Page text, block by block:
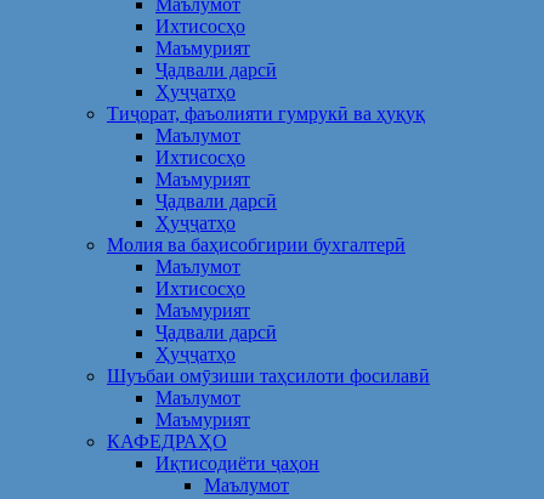
Маълумот
Ихтисосҳо
Маъмурият
Ҷадвали дарсӣ
Ҳуҷҷатҳо
Тиҷорат, фаъолияти гумрукӣ ва ҳуқуқ
Маълумот
Ихтисосҳо
Маъмурият
Ҷадвали дарсӣ
Ҳуҷҷатҳо
Молия ва баҳисобгирии бухгалтерӣ
Маълумот
Ихтисосҳо
Маъмурият
Ҷадвали дарсӣ
Ҳуҷҷатҳо
Шуъбаи омӯзиши таҳсилоти фосилавӣ
Маълумот
Маъмурият
КАФЕДРАҲО
Иқтисодиёти ҷаҳон
Маълумот